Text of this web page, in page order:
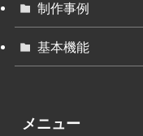
制作事例
基本機能
メニュー